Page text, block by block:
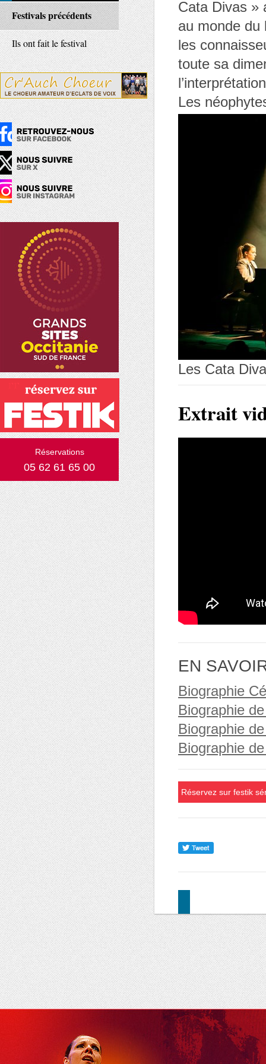
Festivals précédents
Ils ont fait le festival
Réservations
05 62 61 65 00
Cata Divas »
au monde du
les
toute sa
Les
Les Cata
Extrait
EN
Biographie
Biographie
Biographie
Biographie
Réservez sur festik